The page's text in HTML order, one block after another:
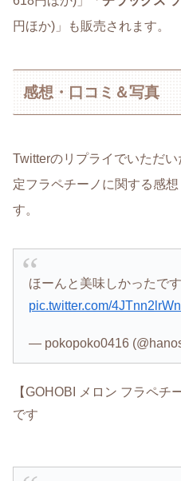
円ほか)」も販売されます。
感想・口コミ＆写真
Twitterのリプライでいただ
定フラペチーノに関する感
す。
ほーんと美味しかったです
pic.twitter.com/4JTnn2lrWn
— pokopoko0416
【GOHOBI メロン フラペチ
です